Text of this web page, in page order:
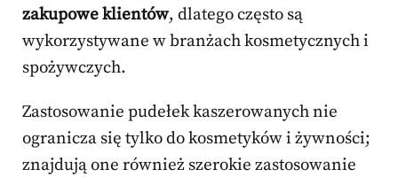
zakupowe klientów, dlatego często są
wykorzystywane w branżach kosmetycznych i
spożywczych.
Zastosowanie pudełek kaszerowanych nie
ogranicza się tylko do kosmetyków i żywności;
znajdują one również szerokie zastosowanie